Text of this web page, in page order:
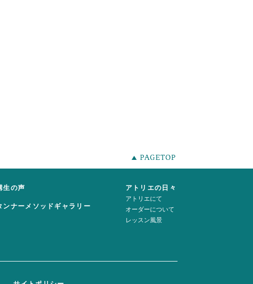
生の声
ンナーメソッドギャラリー
アトリエの日々
アトリエにて
オーダーについて
レッスン風景